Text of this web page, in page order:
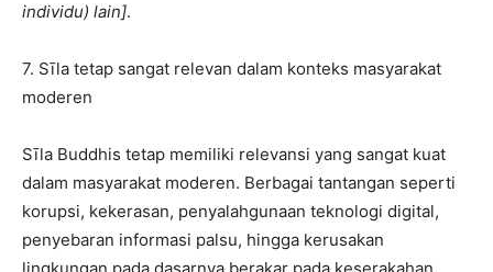
individu) lain].
7. Sīla tetap sangat relevan dalam konteks masyarakat
moderen
Sīla Buddhis tetap memiliki relevansi yang sangat kuat
dalam masyarakat moderen. Berbagai tantangan seperti
korupsi, kekerasan, penyalahgunaan teknologi digital,
penyebaran informasi palsu, hingga kerusakan